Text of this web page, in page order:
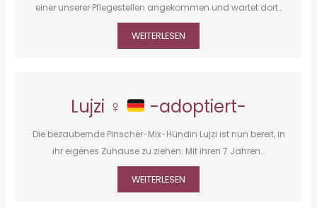
einer unserer Pflegestellen angekommen und wartet dort…
WEITERLESEN
Lujzi ♀ -adoptiert-
Die bezaubernde Pinscher-Mix-Hündin Lujzi ist nun bereit, in
ihr eigenes Zuhause zu ziehen. Mit ihren 7 Jahren…
WEITERLESEN